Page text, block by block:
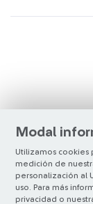
Modal
Utilizamos cookies
medición de
personalización al
uso. Para más
privacidad o